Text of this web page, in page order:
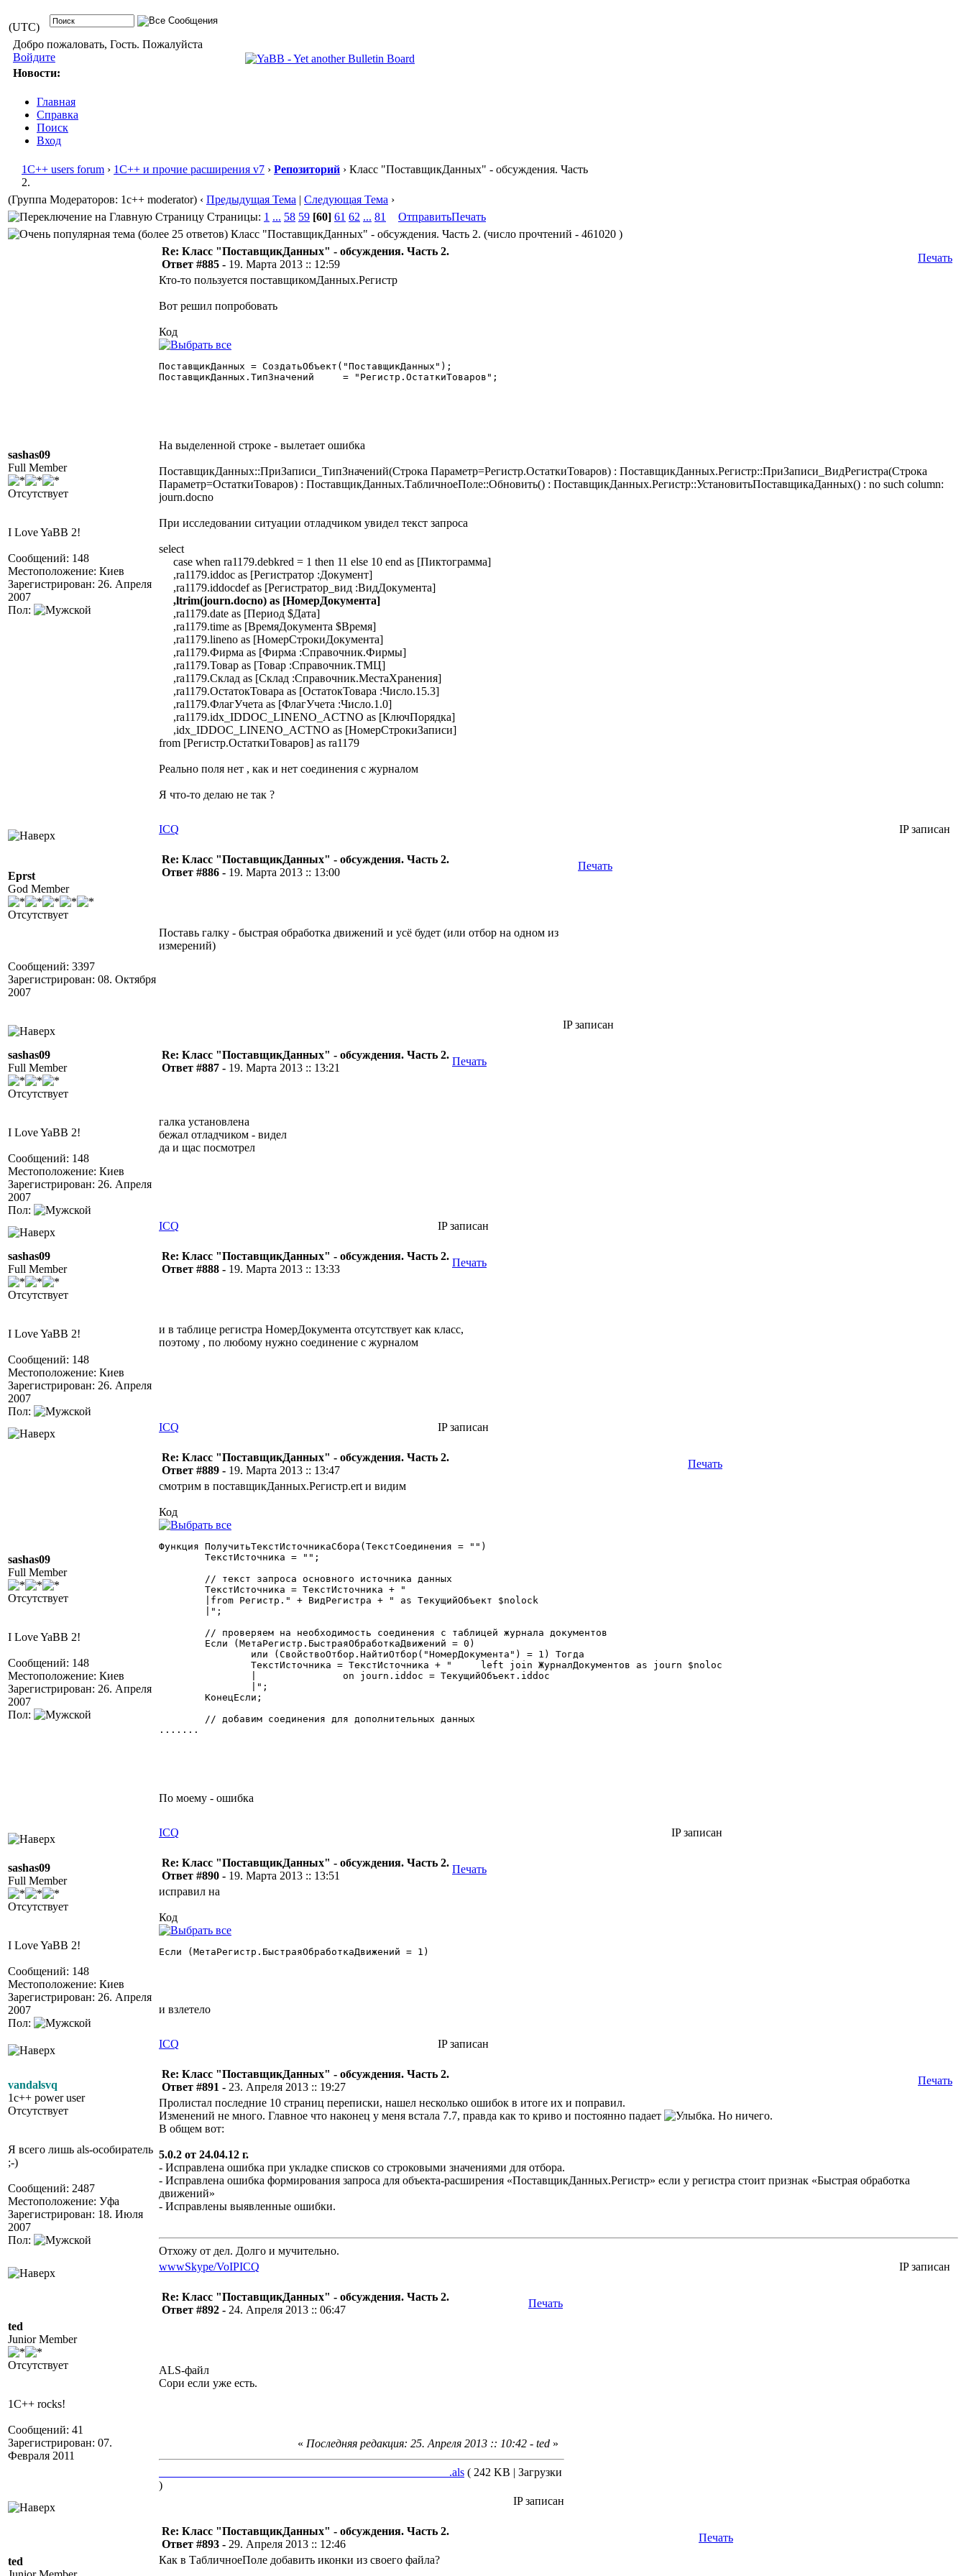
(UTC)
Добро пожаловать, Гость. Пожалуйста
Войдите
Новости:
Главная
Справка
Поиск
Вход
1С++ users forum › 1С++ и прочие расширения v7 › Репозиторий › Класс "ПоставщикДанных" - обсуждения. Часть
2.
(Группа Модераторов: 1c++ moderator) ‹ Предыдущая Тема | Следующая Тема ›
Страницы: 1 ... 58 59 [60] 61 62 ... 81 ОтправитьПечать
Класс "ПоставщикДанных" - обсуждения. Часть 2. (число прочтений - 461020 )
sashas09
Full Member
Отсутствует
I Love YaBB 2!
Сообщений: 148
Местоположение: Киев
Зарегистрирован: 26. Апреля
2007
Пол:
Re: Класс "ПоставщикДанных" - обсуждения. Часть 2.
Ответ #885 - 19. Марта 2013 :: 12:59
Печать
Кто-то пользуется поставщикомДанных.Регистр
Вот решил попробовать
Код
ПоставщикДанных.ТипЗначений	= "Регистр.ОстаткиТоваров";
На выделенной строке - вылетает ошибка
ПоставщикДанных::ПриЗаписи_ТипЗначений(Строка Параметр=Регистр.ОстаткиТоваров) : ПоставщикДанных.Регистр::ПриЗаписи_ВидРегистра(Строка
Параметр=ОстаткиТоваров) : ПоставщикДанных.ТабличноеПоле::Обновить() : ПоставщикДанных.Регистр::УстановитьПоставщикаДанных() : no such column:
journ.docno
При исследовании ситуации отладчиком увидел текст запроса
select
case when ra1179.debkred = 1 then 11 else 10 end as [Пиктограмма]
,ra1179.iddoc as [Регистратор :Документ]
,ra1179.iddocdef as [Регистратор_вид :ВидДокумента]
,ltrim(journ.docno) as [НомерДокумента]
,ra1179.date as [Период $Дата]
,ra1179.time as [ВремяДокумента $Время]
,ra1179.lineno as [НомерСтрокиДокумента]
,ra1179.Фирма as [Фирма :Справочник.Фирмы]
,ra1179.Товар as [Товар :Справочник.ТМЦ]
,ra1179.Склад as [Склад :Справочник.МестаХранения]
,ra1179.ОстатокТовара as [ОстатокТовара :Число.15.3]
,ra1179.ФлагУчета as [ФлагУчета :Число.1.0]
,ra1179.idx_IDDOC_LINENO_ACTNO as [КлючПорядка]
,idx_IDDOC_LINENO_ACTNO as [НомерСтрокиЗаписи]
from [Регистр.ОстаткиТоваров] as ra1179
Реально поля нет , как и нет соединения с журналом
Я что-то делаю не так ?
ICQ IP записан
Eprst
God Member
Отсутствует
Сообщений: 3397
Зарегистрирован: 08. Октября
2007
Re: Класс "ПоставщикДанных" - обсуждения. Часть 2.
Ответ #886 - 19. Марта 2013 :: 13:00
Печать
Поставь галку - быстрая обработка движений и усё будет (или отбор на одном из
измерений)
IP записан
sashas09
Full Member
Отсутствует
I Love YaBB 2!
Сообщений: 148
Местоположение: Киев
Зарегистрирован: 26. Апреля
2007
Пол:
Re: Класс "ПоставщикДанных" - обсуждения. Часть 2.
Ответ #887 - 19. Марта 2013 :: 13:21
Печать
галка установлена
бежал отладчиком - видел
да и щас посмотрел
ICQ IP записан
sashas09
Full Member
Отсутствует
I Love YaBB 2!
Сообщений: 148
Местоположение: Киев
Зарегистрирован: 26. Апреля
2007
Пол:
Re: Класс "ПоставщикДанных" - обсуждения. Часть 2.
Ответ #888 - 19. Марта 2013 :: 13:33
Печать
и в таблице регистра НомерДокумента отсутствует как класс,
поэтому , по любому нужно соединение с журналом
ICQ IP записан
sashas09
Full Member
Отсутствует
I Love YaBB 2!
Сообщений: 148
Местоположение: Киев
Зарегистрирован: 26. Апреля
2007
Пол:
Re: Класс "ПоставщикДанных" - обсуждения. Часть 2.
Ответ #889 - 19. Марта 2013 :: 13:47
Печать
смотрим в поставщикДанных.Регистр.ert и видим
Код
Функция ПолучитьТекстИсточникаСбора(ТекстСоединения = "")
	Если (МетаРегистр.БыстраяОбработкаДвижений =
0 )
.......
По моему - ошибка
ICQ IP записан
sashas09
Full Member
Отсутствует
I Love YaBB 2!
Сообщений: 148
Местоположение: Киев
Зарегистрирован: 26. Апреля
2007
Пол:
Re: Класс "ПоставщикДанных" - обсуждения. Часть 2.
Ответ #890 - 19. Марта 2013 :: 13:51
Печать
исправил на
Код
Если (МетаРегистр.БыстраяОбработкаДвижений = 1 )
и взлетело
ICQ IP записан
vandalsvq
1c++ power user
Отсутствует
Я всего лишь als-особиратель
;-)
Сообщений: 2487
Местоположение: Уфа
Зарегистрирован: 18. Июля
2007
Пол:
Re: Класс "ПоставщикДанных" - обсуждения. Часть 2.
Ответ #891 - 23. Апреля 2013 :: 19:27
Печать
Пролистал последние 10 страниц переписки, нашел несколько ошибок в итоге их и поправил.
Изменений не много. Главное что наконец у меня встала 7.7, правда как то криво и постоянно падает
. Но ничего.
В общем вот:
5.0.2 от 24.04.12 г.
- Исправлена ошибка при укладке списков со строковыми значениями для отбора.
- Исправлена ошибка формирования запроса для объекта-расширения «ПоставщикДанных.Регистр» если у регистра стоит признак «Быстрая обработка
движений»
- Исправлены выявленные ошибки.
Отхожу от дел. Долго и мучительно.
wwwSkype/VoIPICQ IP записан
ted
Junior Member
Отсутствует
1C++ rocks!
Сообщений: 41
Зарегистрирован: 07.
Февраля 2011
Re: Класс "ПоставщикДанных" - обсуждения. Часть 2.
Ответ #892 - 24. Апреля 2013 :: 06:47
Печать
ALS-файл
Сори если уже есть.
« Последняя редакция: 25. Апреля 2013 :: 10:42 - ted »
__________________________________________________.als ( 242 KB | Загрузки
)
IP записан
ted
Re: Класс "ПоставщикДанных" - обсуждения. Часть 2.
Ответ #893 - 29. Апреля 2013 :: 12:46
Печать
Как в ТабличноеПоле добавить иконки из своего файла?